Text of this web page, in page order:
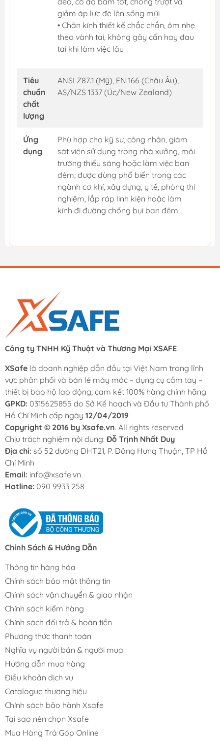
giảm áp lực đè lên sống mũi
• Chân kính thiết kế chắc chắn, ôm nhẹ
theo vành tai, không gây cấn hay đau
tai khi làm việc lâu
Tiêu
chuẩn
chất
lượng
ANSI Z87.1 (Mỹ), EN 166 (Châu Âu),
AS/NZS 1337 (Úc/New Zealand)
Ứng
dụng
Phù hợp cho kỹ sư, công nhân, giám
sát viên sử dụng trong nhà xưởng, môi
trường thiếu sáng hoặc làm việc ban
đêm; được dùng phổ biến trong các
ngành cơ khí, xây dựng, y tế, phòng thí
nghiệm, lắp ráp linh kiện hoặc làm
kính đi đường chống bụi ban đêm
Công ty TNHH Kỹ Thuật và Thương Mại XSAFE
XSafe là doanh nghiệp dẫn đầu tại Việt Nam trong lĩnh
vực phân phối và bán lẻ máy móc – dụng cụ cầm tay –
thiết bị bảo hộ lao động, cam kết 100% hàng chính hãng.
GPKD: 0315625855 do Sở Kế hoạch và Đầu tư Thành phố
Hồ Chí Minh cấp ngày 12/04/2019
Copyright © 2016 by Xsafe.vn. All rights reserved
Chịu trách nghiệm nội dung: Đỗ Trịnh Nhất Duy
Địa chỉ: số 52 đường ĐHT21, P. Đông Hưng Thuận, TP Hồ
Chí Minh
Email: info@xsafe.vn
Hotline: 090 9933 258
Chính Sách & Hướng Dẫn
Thông tin hàng hóa
Chính sách bảo mật thông tin
Chính sách vận chuyển & giao nhận
Chính sách kiểm hàng
Chính sách đổi trả & hoàn tiền
Phương thức thanh toán
Nghĩa vụ người bán & người mua
Hướng dẫn mua hàng
Điều khoản dịch vụ
Catalogue thương hiệu
Chính sách bảo hành Xsafe
Tại sao nên chọn Xsafe
Mua Hàng Trả Góp Online